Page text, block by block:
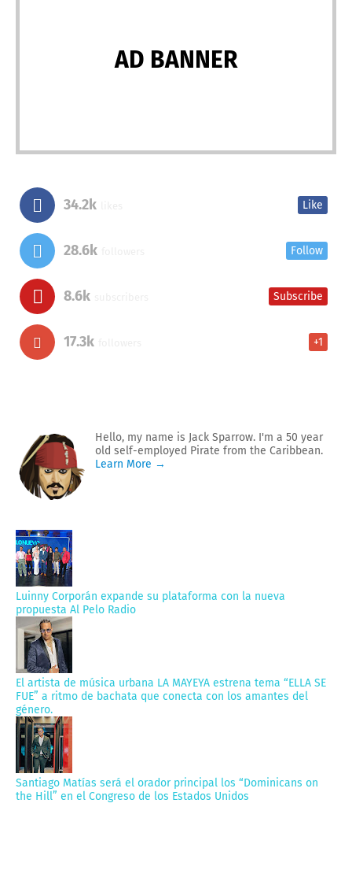
AD BANNER
34.2k Like
28.6k Follow
8.6k Subscribe
17.3k +1
Hello, my name is Jack Sparrow. I'm a 50 year
old self-employed Pirate from the Caribbean.
Learn More →
Luinny Corporán expande su plataforma con la nueva
propuesta Al Pelo Radio
El artista de música urbana LA MAYEYA estrena tema “ELLA SE
FUE” a ritmo de bachata que conecta con los amantes del
género.
Santiago Matías será el orador principal los “Dominicans on
the Hill” en el Congreso de los Estados Unidos